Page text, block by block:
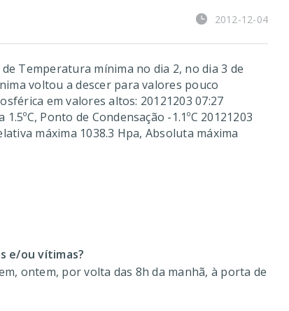
2012-12-04
Temperatura mínima no dia 2, no dia 3 de
voltou a descer para valores pouco
em valores altos: 20121203 07:27
Ponto de Condensação -1.1ºC 20121203
máxima 1038.3 Hpa, Absoluta máxima
e/ou vítimas?
ontem, por volta das 8h da manhã, à porta de